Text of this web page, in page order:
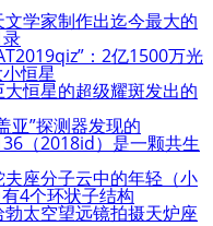
文学家制作出迄今最大的
：2亿1500万光
恒星
大恒星的超级耀斑发出的
亚”探测器发现的
（2018id）是一颗共生
夫座分子云中的年轻（小
4个环状子结构
勃太空望远镜拍摄天炉座